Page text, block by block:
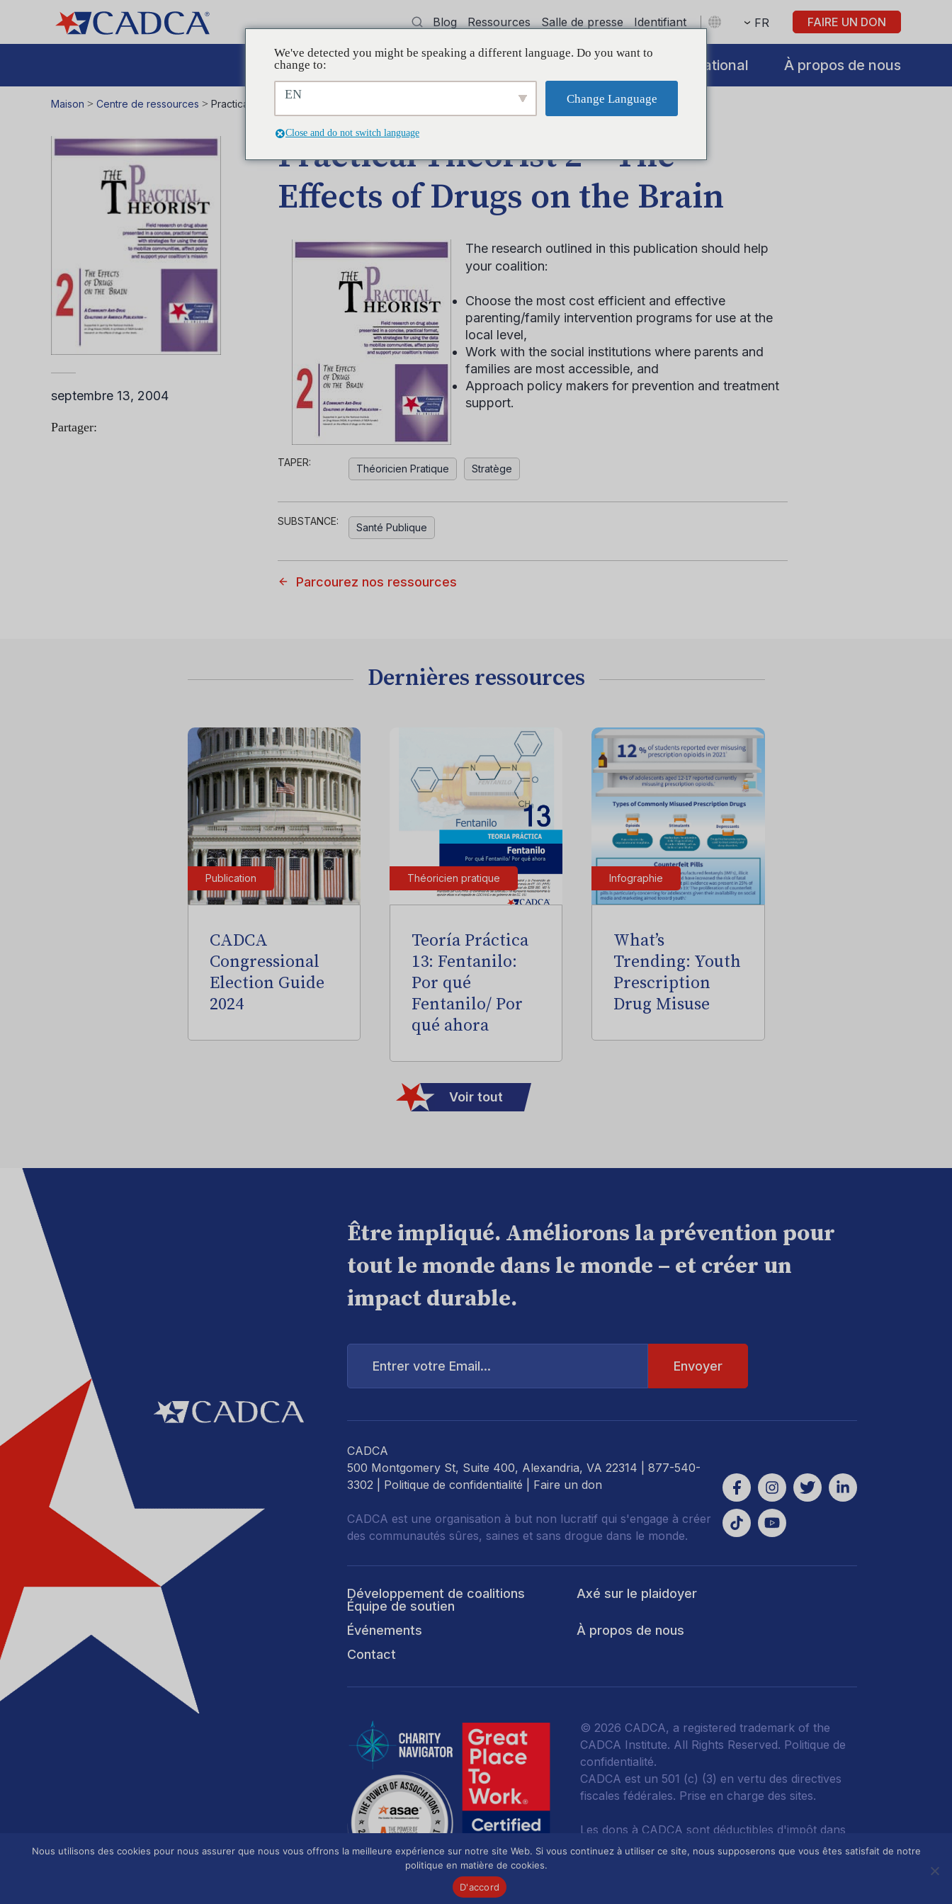
Blog Ressources Salle de presse Identifiant FR FAIRE UN DON
Plaidoyer Formation Initiatives International À propos de nous
Maison > Centre de ressources > Practical Theorist 2 – The Effects of Drugs on the Brain
septembre 13, 2004
Partager:
Practical Theorist 2 – The
Effects of Drugs on the Brain
The research outlined in this publication should help
your coalition:
Choose the most cost efficient and effective
parenting/family intervention programs for use at the
local level,
Work with the social institutions where parents and
families are most accessible, and
Approach policy makers for prevention and treatment
support.
TAPER:
Théoricien Pratique Stratège
SUBSTANCE:
Santé Publique
Parcourez nos ressources
Dernières ressources
Publication
CADCA
Congressional
Election Guide
2024
Théoricien pratique
Teoría Práctica
13: Fentanilo:
Por qué
Fentanilo/ Por
qué ahora
Infographie
What’s
Trending: Youth
Prescription
Drug Misuse
Voir tout
Être impliqué. Améliorons la prévention pour
tout le monde dans le monde – et créer un
impact durable.
Entrer
Email...
CADCA
500 Montgomery St, Suite 400, Alexandria, VA 22314 | 877-540-
3302 | Politique de confidentialité Faire un don
CADCA est une organisation à but non lucratif qui s'engage à créer
des communautés sûres, saines et sans drogue dans le monde.
Développement de coalitions
Équipe de soutien
Axé sur le plaidoyer
Événements
À propos de nous
Contact
© 2026 CADCA, a registered trademark of the
CADCA Institute. All Rights Reserved. Politique de
confidentialité.
CADCA est un 501 (c) (3) en vertu des directives
fiscales fédérales. Prise en charge des sites.
Les dons à CADCA sont déductibles d'impôt dans
toute la mesure permise par la loi.
We've detected you might be speaking a different language. Do you want to
change to:
EN Change Language
Close and do not switch language
Nous utilisons des cookies pour nous assurer que nous vous offrons la meilleure expérience sur notre site Web. Si vous continuez à utiliser ce site, nous supposerons que vous êtes satisfait de notre
politique en matière de cookies.
D'accord